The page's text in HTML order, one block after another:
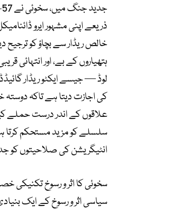
ذریعے اپنی مشہور ایرو
ہتھیاروں کے بے، اور انتہائی
کی اجازت دیتا ہے تاکہ
سلسلے کو مزید مستحکم کرتا
انٹیگریشن کی صلاحیتوں کو
سخوئی کا اثر و رسوخ تکنیکی
سیاسی اثر و رسوخ کے ایک